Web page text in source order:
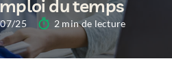
du temps
25 2 min de lecture